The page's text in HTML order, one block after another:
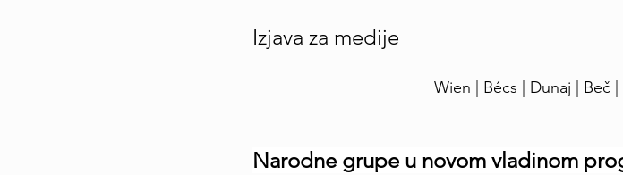
Izjava za medije
Wien | Bécs | Dunaj | Beč
Narodne grupe u novom vladinom